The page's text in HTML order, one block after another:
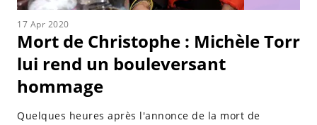
17 Apr 2020
Mort de Christophe : Michèle Torr
lui rend un bouleversant
hommage
Quelques heures après l'annonce de la mort de